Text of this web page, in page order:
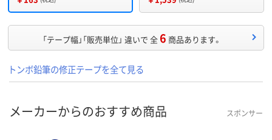
「テープ幅」「販売単位」 違いで 全6 商品あります。
トンボ鉛筆の修正テープを全て見る
メーカーからのおすすめ商品 スポンサー